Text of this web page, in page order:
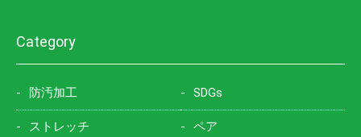
Category
防汚加工 SDGs
ストレッチ ペア